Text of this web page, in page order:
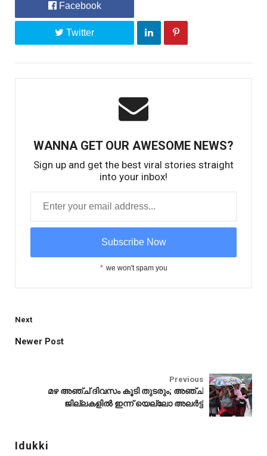
Facebook
Twitter
WANNA GET OUR AWESOME NEWS?
Sign up and get the best viral stories straight
into your inbox!
* we won't spam you
Next
Newer Post
Previous
മഴ അഞ്ച് ദിവസം കൂടി തുടരും; അഞ്ച്
ജില്ലകളിൽ ഇന്ന് യെല്ലോ അലർട്ട്
Idukki